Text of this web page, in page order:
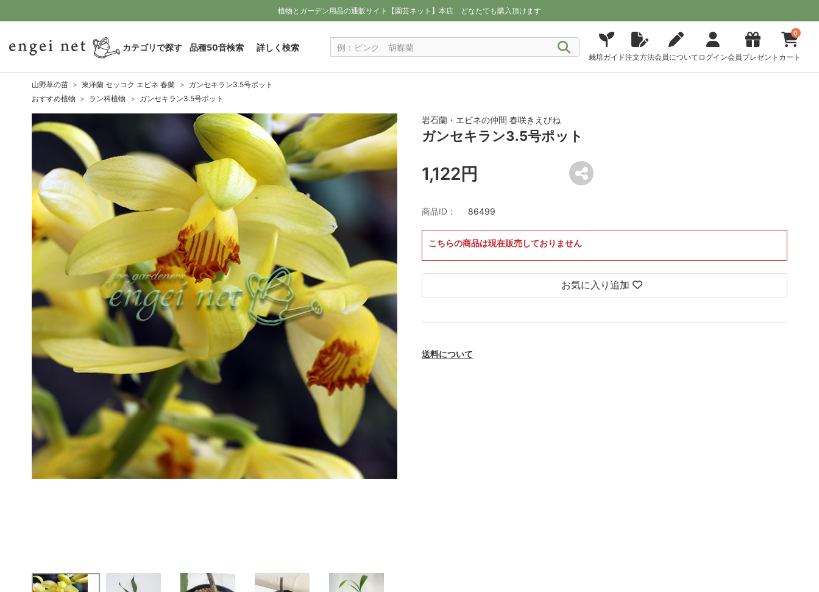
植物とガーデン用品の通販サイト【園芸ネット】本店 どなたでも購入頂けます
カテゴリで探す 品種50音検索 詳しく検索
栽培ガイド注文方法会員について ログイン会員プレゼント
0
カート
山野草の苗 東洋蘭 セッコク エビネ 春蘭
ガンセキラン3.5号ポット
おすすめ植物
ラン科植物 ガンセキラン3.5号ポット
岩石蘭・エビネの仲間 春咲きえびね
ガンセキラン3.5号ポット
1,122円
商品ID： 86499
こちらの商品は現在販売しておりません
お気に入り追加
送料について